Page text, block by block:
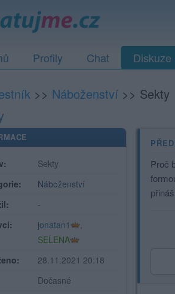
Profily Chat Diskuze
>> Náboženství >> Sekty
Sekty
Náboženství
-
jonatan1
,
SELENA
28.11.2021 20:18
Dočasné
Proč